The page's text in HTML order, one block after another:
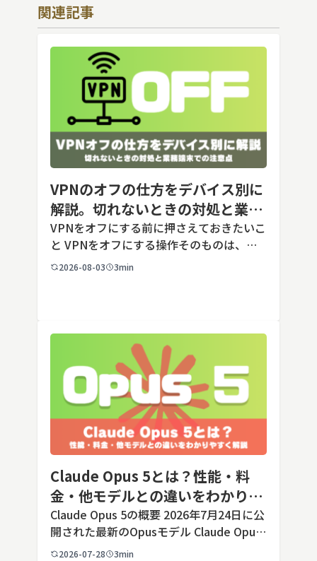
関連記事
VPNのオフの仕方をデバイス別に
解説。切れないときの対処と業務
端末での注意点
VPNをオフにする前に押さえておきたいこ
と VPNをオフにする操作そのものは、ど
の端末でも数タップから数クリックで完了
2026-08-03 3min
Claude Opus 5とは？性能・料
金・他モデルとの違いをわかりや
すく解説
Claude Opus 5の概要 2026年7月24日に公
開された最新のOpusモデル Claude Opus
5は、米国のAI企業Anthropic（アンソロピ
2026-07-28 3min